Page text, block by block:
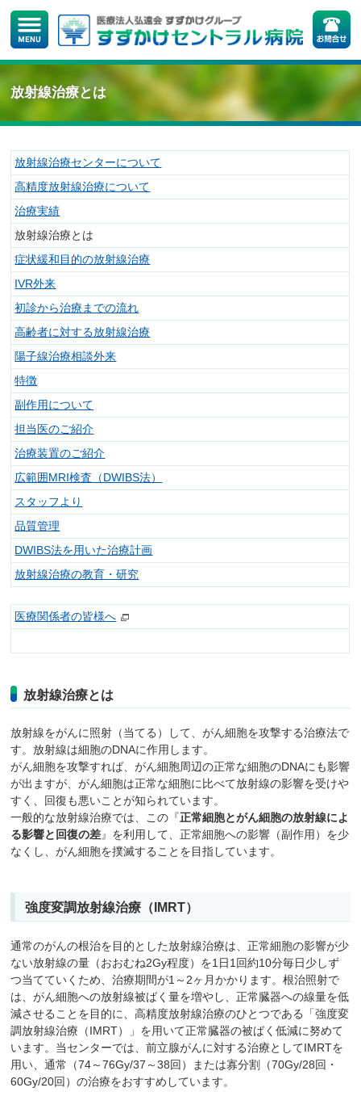
放射線治療とは
放射線治療センターについて
高精度放射線治療について
治療実績
放射線治療とは
症状緩和目的の放射線治療
IVR外来
初診から治療までの流れ
高齢者に対する放射線治療
陽子線治療相談外来
特徴
副作用について
担当医のご紹介
治療装置のご紹介
広範囲MRI検査（DWIBS法）
スタッフより
品質管理
DWIBS法を用いた治療計画
放射線治療の教育・研究
医療関係者の皆様へ
放射線治療とは
放射線をがんに照射（当てる）して、がん細胞を攻撃する治療法で
す。放射線は細胞のDNAに作用します。
がん細胞を攻撃すれば、がん細胞周辺の正常な細胞のDNAにも影響
が出ますが、がん細胞は正常な細胞に比べて放射線の影響を受けや
すく、回復も悪いことが知られています。
一般的な放射線治療では、この『正常細胞とがん細胞の放射線によ
る影響と回復の差』を利用して、正常細胞への影響（副作用）を少
なくし、がん細胞を撲滅することを目指しています。
強度変調放射線治療（IMRT）
通常のがんの根治を目的とした放射線治療は、正常細胞の影響が少
ない放射線の量（おおむね2Gy程度）を1日1回約10分毎日少しず
つ当てていくため、治療期間が1～2ヶ月かかります。根治照射で
は、がん細胞への放射線被ばく量を増やし、正常臓器への線量を低
減させることを目的に、高精度放射線治療のひとつである「強度変
調放射線治療（IMRT）」を用いて正常臓器の被ばく低減に努めて
います。当センターでは、前立腺がんに対する治療としてIMRTを
用い、通常（74～76Gy/37～38回）または寡分割（70Gy/28回・
60Gy/20回）の治療をおすすめしています。